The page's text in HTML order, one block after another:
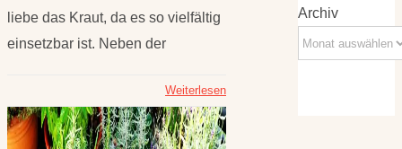
liebe das Kraut, da es so vielfältig
einsetzbar ist. Neben der
Weiterlesen
Archiv